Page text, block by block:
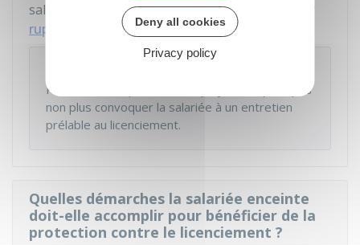
salariée sont d'accord, de rompre le contrat par
rupture conventionnelle.
Pendant cette période, l'employeur ne peut pas
non plus convoquer la salariée à un entretien
prélable au licenciement.
Quelles démarches la salariée enceinte
doit-elle accomplir pour bénéficier de la
protection contre le licenciement ?
Deny all cookies
Privacy policy